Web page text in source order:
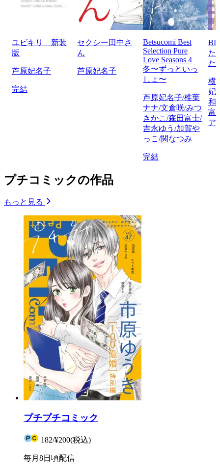
ユビキリ 新装
版
芦原妃名子
完結
セクシー田中さ
ん
芦原妃名子
Betsucomi Best
Selection Pure
Love Seasons 4
冬〜ずっといっ
しょ〜
芦原妃名子/椎葉
ナナ/文倉咲/みつ
きかこ/森田富士/
吉永ゆう/加賀や
っこ/関なつみ
完結
た
た
横
妃
和
富
ア
プチコミックの作品
もっと見る
プチプチコミック
182/¥200(税込)
毎月8日頃配信